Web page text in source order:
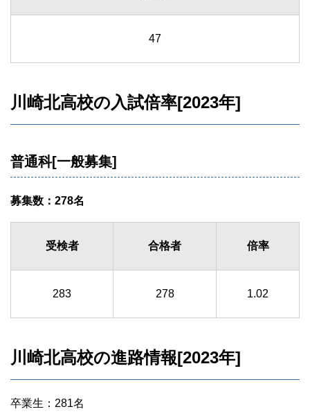
47
川崎北高校の入試倍率[2023年]
普通科[一般募集]
募集数：278名
受検者 合格者 倍率
283 278 1.02
川崎北高校の進路情報[2023年]
卒業生：281名